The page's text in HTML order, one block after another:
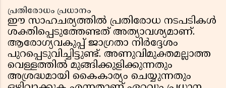
പ്രതിരോധം പ്രധാനം
ഈ സാഹചര്യത്തിൽ പ്രതിരോധ നടപടികൾ
ശക്തിപ്പെടുത്തേണ്ടത് അത്യാവശ്യമാണ്.
ആരോഗ്യവകുപ്പ് ജാഗ്രതാ നിർദ്ദേശം
പുറപ്പെടുവിച്ചിട്ടുണ്ട്. അണുവിമുക്തമല്ലാത്ത
വെള്ളത്തിൽ മുങ്ങിക്കുളിക്കുന്നതും
അശ്രദ്ധമായി കൈകാര്യം ചെയ്യുന്നതും